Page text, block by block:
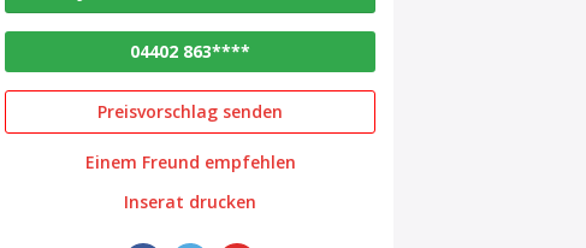
04402 863****
Preisvorschlag senden
Einem Freund empfehlen
Inserat drucken